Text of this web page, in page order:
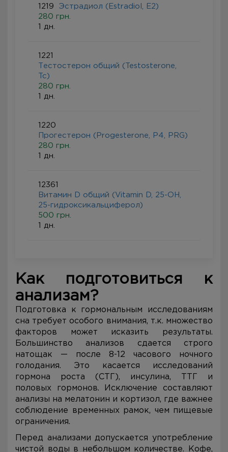
1219
Эстрадиол (Estradiol, Е2)
280 грн.
1 дн.
1221
Тестостерон общий (Testosterone,
Tc)
280 грн.
1 дн.
1220
Прогестерон (Progesterone, P4, PRG)
280 грн.
1 дн.
12361
Витамин D общий (Vitamin D, 25-ОН,
25-гидроксикальциферол)
500 грн.
1 дн.
Как подготовиться к
анализам?
Подготовка к гормональным исследованиям
сна требует особого внимания, т.к. множество
факторов может исказить результаты.
Большинство анализов сдается строго
натощак — после 8-12 часового ночного
голодания. Это касается исследований
гормона роста (СТГ), инсулина, ТТГ и
половых гормонов. Исключение составляют
анализы на мелатонин и кортизол, где важнее
соблюдение временных рамок, чем пищевые
ограничения.
Перед анализами допускается употребление
чистой воды в небольшом количестве. Кофе,